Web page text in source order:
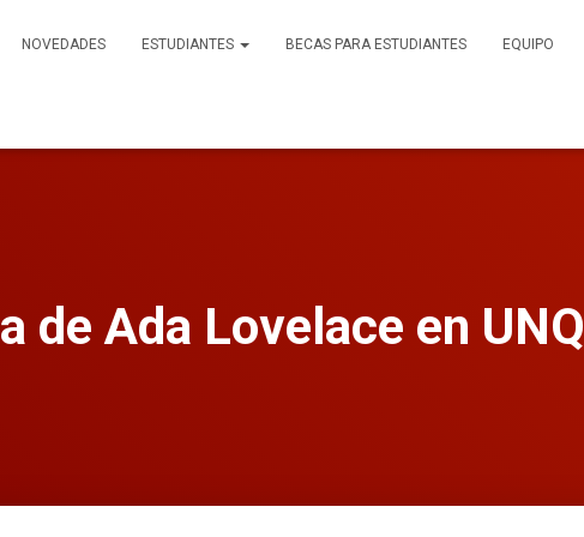
NOVEDADES ESTUDIANTES BECAS PARA ESTUDIANTES EQUIPO
de Ada Lovelace en UNQ